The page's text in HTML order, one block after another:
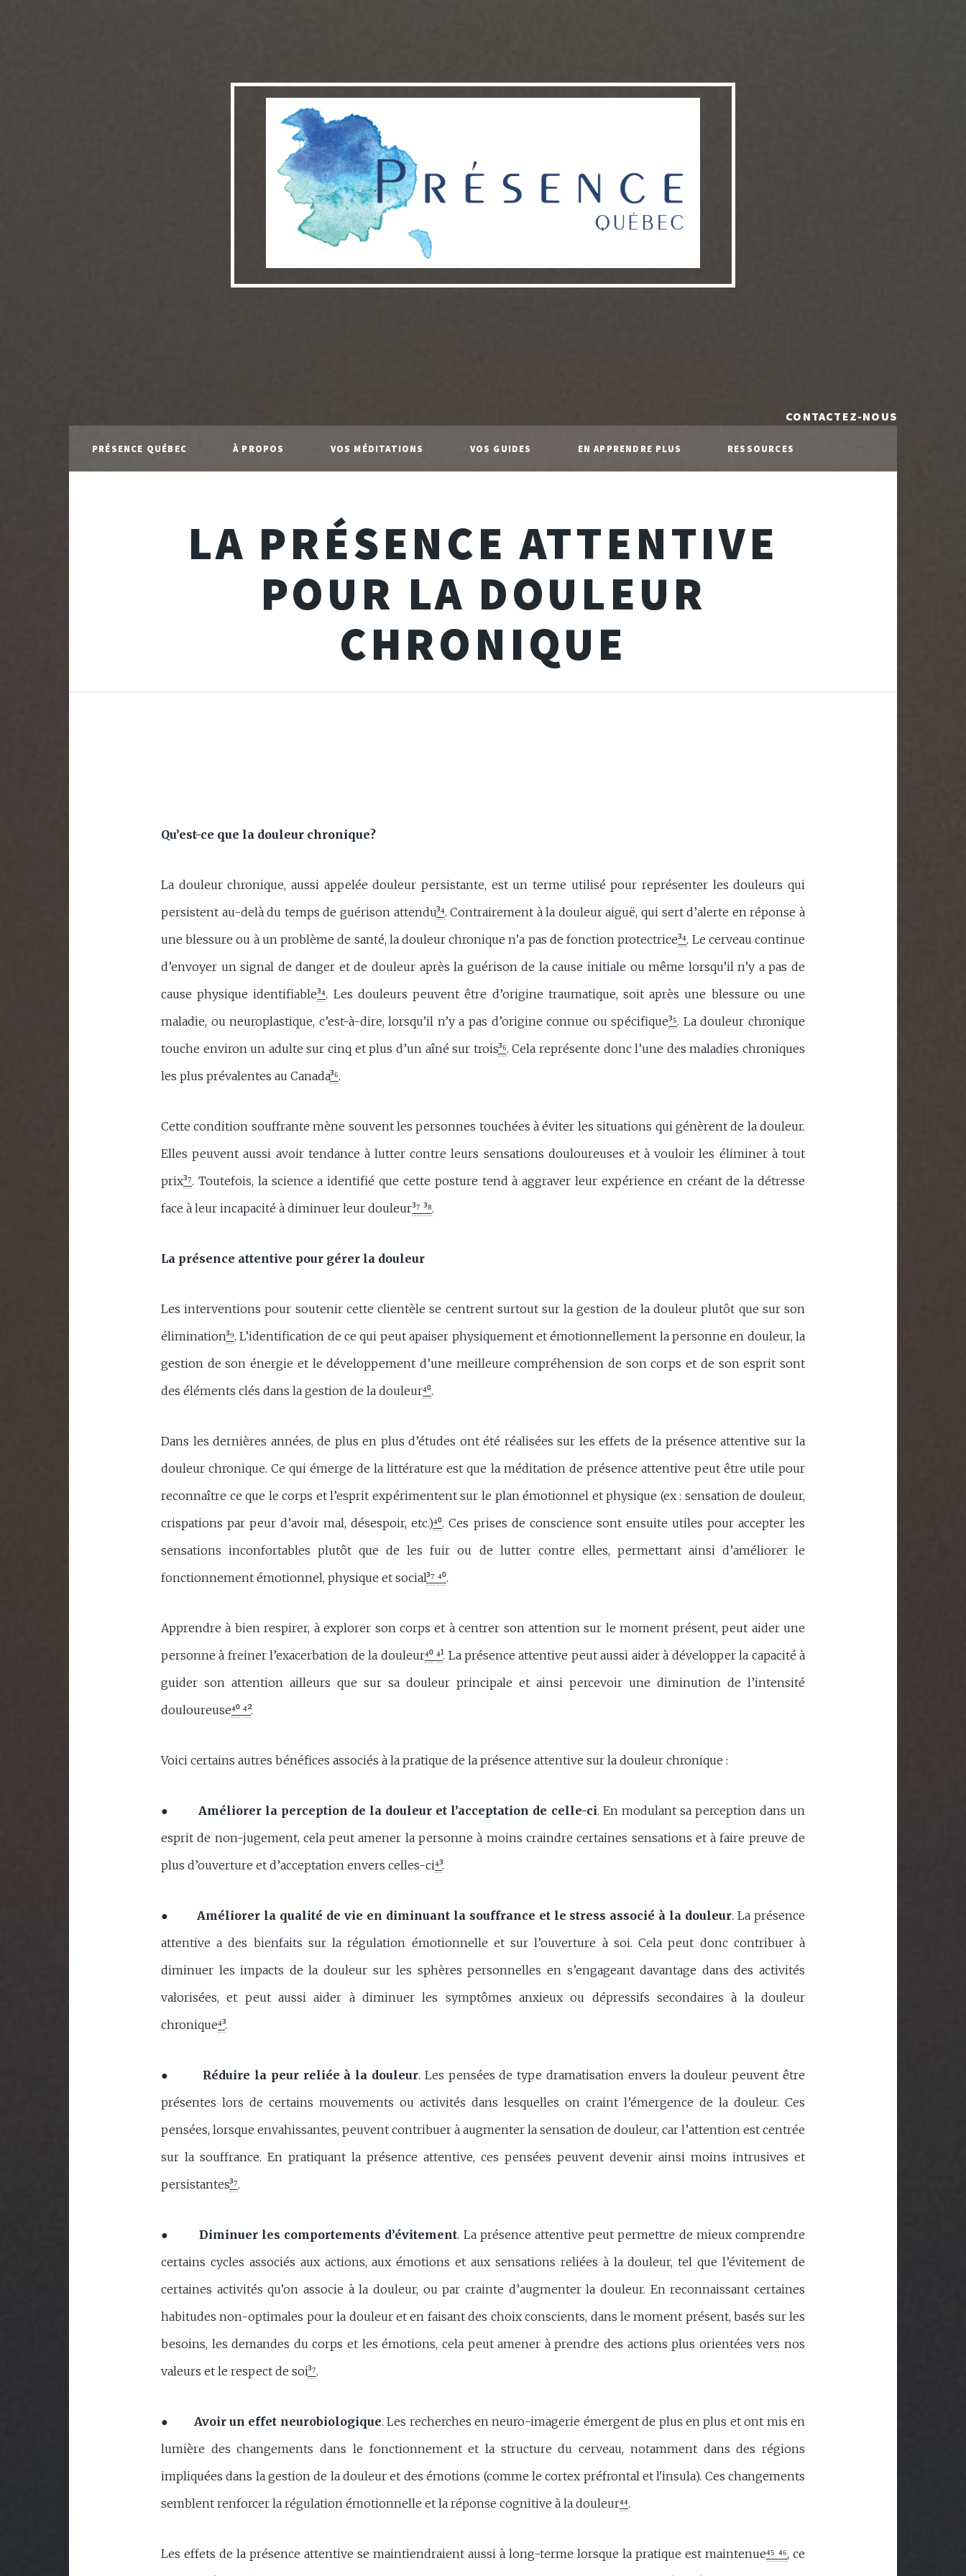
CONTACTEZ-NOUS
PRÉSENCE QUÉBEC À PROPOS VOS MÉDITATIONS VOS GUIDES EN APPRENDRE PLUS RESSOURCES
LA PRÉSENCE ATTENTIVE
POUR LA DOULEUR
CHRONIQUE
Qu’est-ce que la douleur chronique?
La douleur chronique, aussi appelée douleur persistante, est un terme utilisé pour représenter les douleurs qui
persistent au-delà du temps de guérison attendu³⁴. Contrairement à la douleur aiguë, qui sert d’alerte en réponse à
une blessure ou à un problème de santé, la douleur chronique n’a pas de fonction protectrice³⁴. Le cerveau continue
d’envoyer un signal de danger et de douleur après la guérison de la cause initiale ou même lorsqu’il n’y a pas de
cause physique identifiable³⁴. Les douleurs peuvent être d’origine traumatique, soit après une blessure ou une
maladie, ou neuroplastique, c’est-à-dire, lorsqu’il n’y a pas d’origine connue ou spécifique³⁵. La douleur chronique
touche environ un adulte sur cinq et plus d’un aîné sur trois³⁶. Cela représente donc l’une des maladies chroniques
les plus prévalentes au Canada³⁶.
Cette condition souffrante mène souvent les personnes touchées à éviter les situations qui génèrent de la douleur.
Elles peuvent aussi avoir tendance à lutter contre leurs sensations douloureuses et à vouloir les éliminer à tout
prix³⁷. Toutefois, la science a identifié que cette posture tend à aggraver leur expérience en créant de la détresse
face à leur incapacité à diminuer leur douleur³⁷ ³⁸.
La présence attentive pour gérer la douleur
Les interventions pour soutenir cette clientèle se centrent surtout sur la gestion de la douleur plutôt que sur son
élimination³⁹. L’identification de ce qui peut apaiser physiquement et émotionnellement la personne en douleur, la
gestion de son énergie et le développement d’une meilleure compréhension de son corps et de son esprit sont
des éléments clés dans la gestion de la douleur⁴⁰.
Dans les dernières années, de plus en plus d’études ont été réalisées sur les effets de la présence attentive sur la
douleur chronique. Ce qui émerge de la littérature est que la méditation de présence attentive peut être utile pour
reconnaître ce que le corps et l’esprit expérimentent sur le plan émotionnel et physique (ex : sensation de douleur,
crispations par peur d’avoir mal, désespoir, etc.)⁴⁰. Ces prises de conscience sont ensuite utiles pour accepter les
sensations inconfortables plutôt que de les fuir ou de lutter contre elles, permettant ainsi d’améliorer le
fonctionnement émotionnel, physique et social³⁷ ⁴⁰.
Apprendre à bien respirer, à explorer son corps et à centrer son attention sur le moment présent, peut aider une
personne à freiner l’exacerbation de la douleur⁴⁰ ⁴¹. La présence attentive peut aussi aider à développer la capacité à
guider son attention ailleurs que sur sa douleur principale et ainsi percevoir une diminution de l’intensité
douloureuse⁴⁰ ⁴².
Voici certains autres bénéfices associés à la pratique de la présence attentive sur la douleur chronique :
● Améliorer la perception de la douleur et l’acceptation de celle-ci. En modulant sa perception dans un
esprit de non-jugement, cela peut amener la personne à moins craindre certaines sensations et à faire preuve de
plus d’ouverture et d’acceptation envers celles-ci⁴³.
●Améliorer la qualité de vie en diminuant la souffrance et le stress associé à la douleur. La présence
attentive a des bienfaits sur la régulation émotionnelle et sur l’ouverture à soi. Cela peut donc contribuer à
diminuer les impacts de la douleur sur les sphères personnelles en s’engageant davantage dans des activités
valorisées, et peut aussi aider à diminuer les symptômes anxieux ou dépressifs secondaires à la douleur
chronique⁴³.
● Réduire la peur reliée à la douleur. Les pensées de type dramatisation envers la douleur peuvent être
présentes lors de certains mouvements ou activités dans lesquelles on craint l’émergence de la douleur. Ces
pensées, lorsque envahissantes, peuvent contribuer à augmenter la sensation de douleur, car l’attention est centrée
sur la souffrance. En pratiquant la présence attentive, ces pensées peuvent devenir ainsi moins intrusives et
persistantes³⁷.
● Diminuer les comportements d’évitement. La présence attentive peut permettre de mieux comprendre
certains cycles associés aux actions, aux émotions et aux sensations reliées à la douleur, tel que l’évitement de
certaines activités qu’on associe à la douleur, ou par crainte d’augmenter la douleur. En reconnaissant certaines
habitudes non-optimales pour la douleur et en faisant des choix conscients, dans le moment présent, basés sur les
besoins, les demandes du corps et les émotions, cela peut amener à prendre des actions plus orientées vers nos
valeurs et le respect de soi³⁷.
● Avoir un effet neurobiologique. Les recherches en neuro-imagerie émergent de plus en plus et ont mis en
lumière des changements dans le fonctionnement et la structure du cerveau, notamment dans des régions
impliquées dans la gestion de la douleur et des émotions (comme le cortex préfrontal et l'insula). Ces changements
semblent renforcer la régulation émotionnelle et la réponse cognitive à la douleur⁴⁴.
Les effets de la présence attentive se maintiendraient aussi à long-terme lorsque la pratique est maintenue⁴⁵ ⁴⁶, ce